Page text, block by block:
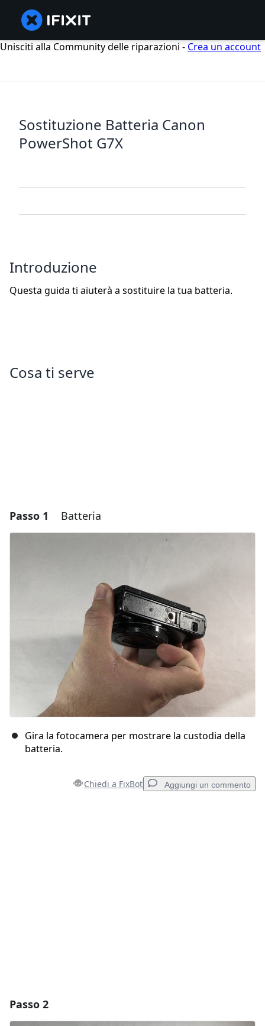
Unisciti alla Community delle riparazioni - Crea un account
Sostituzione Batteria Canon
PowerShot G7X
Introduzione
Questa guida ti aiuterà a sostituire la tua batteria.
Cosa ti serve
Passo 1 Batteria
Gira la fotocamera per mostrare la custodia della
batteria.
Chiedi a FixBot Aggiungi un commento
Passo 2